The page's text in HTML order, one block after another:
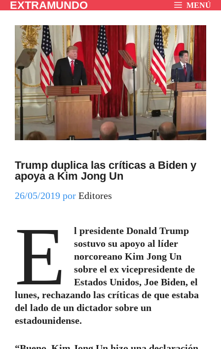
Saltar
contenido
EXTRAMUNDO MENÚ
Trump duplica las críticas a Biden y
apoya a Kim Jong Un
26/05/2019 por Editores
E
l presidente Donald Trump
sostuvo su apoyo al líder
norcoreano Kim Jong Un
sobre el ex vicepresidente de
Estados Unidos, Joe Biden, el
lunes, rechazando las críticas de que estaba
del lado de un dictador sobre un
estadounidense.